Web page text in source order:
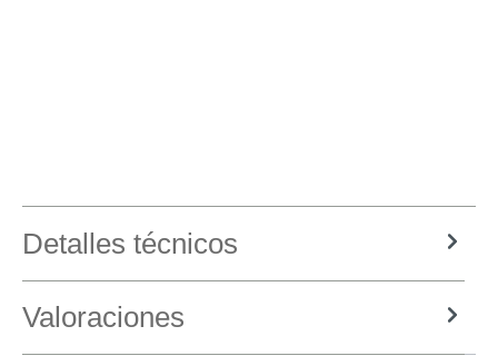
Detalles técnicos
Valoraciones